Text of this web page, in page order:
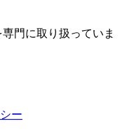
門に取り扱っていま
ー